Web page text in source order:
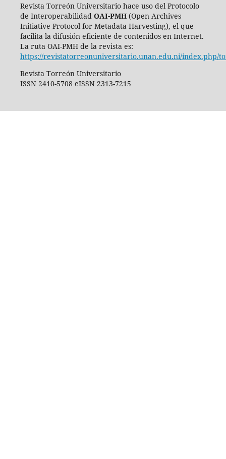
Revista Torreón Universitario hace uso del Protocolo
de Interoperabilidad OAI-PMH(Open Archives
Initiative Protocol for Metadata Harvesting), el que
facilita la difusión eficiente de contenidos en Internet.
La ruta OAI-PMH de la revista es:
https://revistatorreonuniversitario.unan.edu.ni/index.php/
Revista Torreón Universitario
ISSN 2410-5708 eISSN 2313-7215